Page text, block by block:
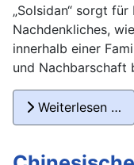
„Solsidan“ sorgt
Nachdenkliches,
innerhalb einer
und Nachbarschaft
Weiterlesen …